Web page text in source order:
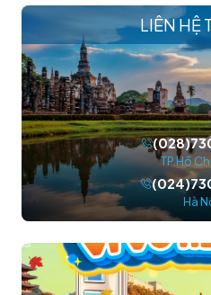
LIÊN HỆ
TP.Hồ
Hà